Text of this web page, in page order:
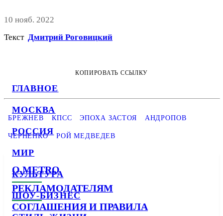
ГЛАВНОЕ
МОСКВА
РОССИЯ
МИР
КУЛЬТУРА
ШОУ-БИЗНЕС
10 нояб. 2022
Текст Дмитрий Роговицкий
КОПИРОВАТЬ ССЫЛКУ
БРЕЖНЕВ КПСС ЭПОХА ЗАСТОЯ АНДРОПОВ
ЧЕРНЕНКО РОЙ МЕДВЕДЕВ
О METRO
РЕКЛАМОДАТЕЛЯМ
СОГЛАШЕНИЯ И ПРАВИЛА